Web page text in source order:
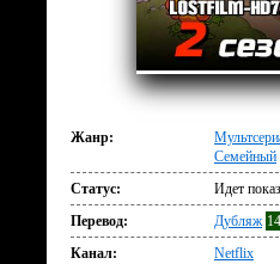
Жанр:
Семейный
Статус:
Идет показ
Перевод:
Дубляж
Канал:
Netflix